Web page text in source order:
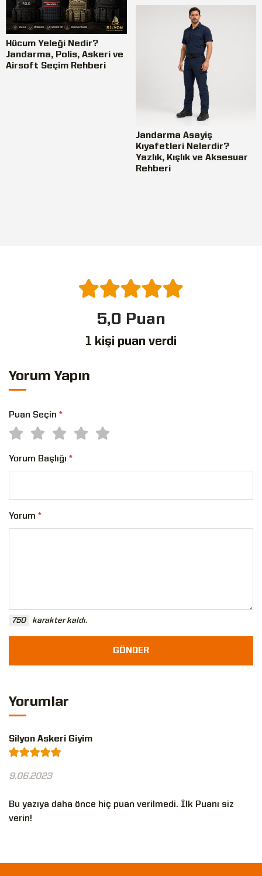
Hücum Yeleği Nedir?
Jandarma, Polis, Askeri ve
Airsoft Seçim Rehberi
Jandarma Asayiş
Kıyafetleri Nelerdir?
Yazlık, Kışlık ve Aksesuar
Rehberi
5,0 Puan
1 kişi puan verdi
Yorum Yapın
Puan Seçin *
Yorum Başlığı *
Yorum *
750 karakter kaldı.
GÖNDER
Yorumlar
Silyon Askeri Giyim
9.06.2023
Bu yazıya daha önce hiç puan verilmedi. İlk Puanı siz
verin!